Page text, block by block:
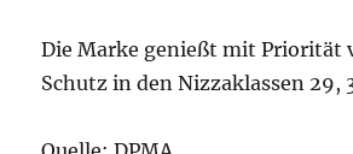
Die Marke genießt mit Priorität
Schutz in den Nizzaklassen 29,